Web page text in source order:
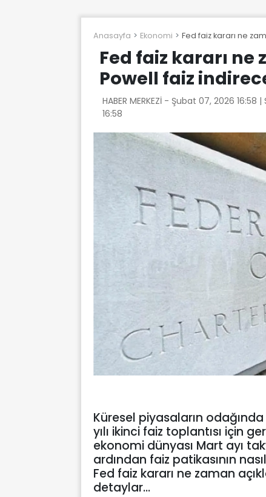
Anasayfa Ekonomi Fed faiz kararı ne
Fed faiz kararı
Powell faiz
HABER MERKEZİ - Şubat 07, 2026 16:58 |
16:58
Küresel piyasaların
yılı ikinci faiz toplantısı için
ekonomi dünyası Mart ayı
ardından faiz patikasının
Fed faiz kararı ne zaman
detaylar…